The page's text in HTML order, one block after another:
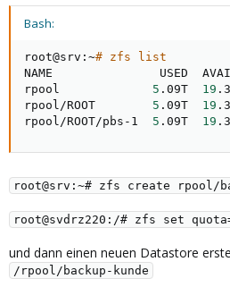
Bash:
root@srv:~# zfs list
NAME               USED  AVAIL
rpool 5 .09T 19
rpool/ROOT 5 .09T 19
rpool/ROOT/pbs-1 5 .09T 19
root@srv:~# zfs create rpool/
root@svdrz220:/# zfs set
und dann einen neuen Datastore
/rpool/backup-kunde